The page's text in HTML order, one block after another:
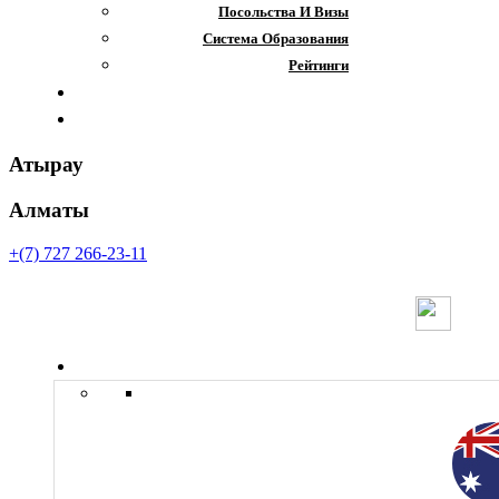
Посольства И Визы
Система Образования
Рейтинги
Атырау
Алматы
+(7) 727 266-23-11